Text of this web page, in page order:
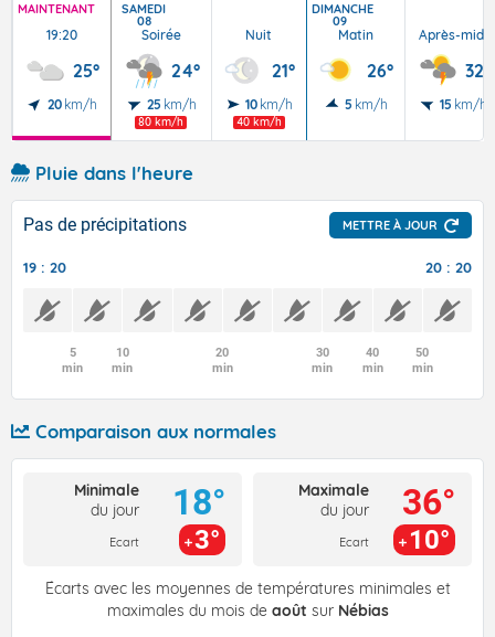
MAINTENANT
19:20
25°
20 km/h
SAMEDI
08
Soirée
24°
25 km/h
80 km/h
Nuit
21°
10 km/h
40 km/h
DIMANCHE
09
Matin
26°
5 km/h
Après-midi
32°
15 km/h
Pluie dans l'heure
Pas de précipitations METTRE À JOUR
19 : 20 20 : 20
5
min
10
min
20
min
30
min
40
min
50
min
Comparaison aux normales
Minimale
du jour
Ecart
18°
3°
Maximale
du jour
Ecart
36°
10°
Écarts avec les moyennes de températures minimales et
maximales du mois de août sur Nébias